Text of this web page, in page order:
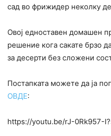
сад во фрижидер неколку
Овој едноставен домашен
решение кога сакате брзо
за десерти без сложени
Постапката можете да ја
ОВДЕ:
https://youtu.be/rJ-0Rk957-